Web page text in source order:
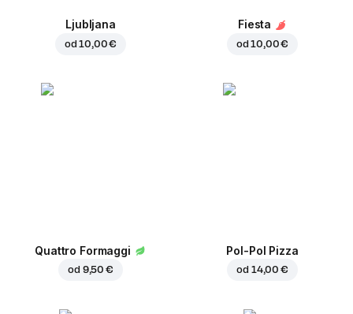
Ljubljana
od10,00 €
Fiesta
od10,00 €
Quattro Formaggi
od 9,50 €
Pol-Pol Pizza
od 14,00 €